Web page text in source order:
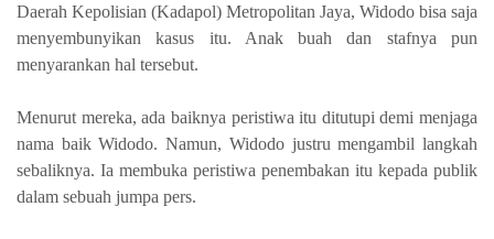
Daerah Kepolisian (Kadapol) Metropolitan Jaya, Widodo bisa saja
menyembunyikan kasus itu. Anak buah dan stafnya pun
menyarankan hal tersebut.
Menurut mereka, ada baiknya peristiwa itu ditutupi demi menjaga
nama baik Widodo. Namun, Widodo justru mengambil langkah
sebaliknya. Ia membuka peristiwa penembakan itu kepada publik
dalam sebuah jumpa pers.